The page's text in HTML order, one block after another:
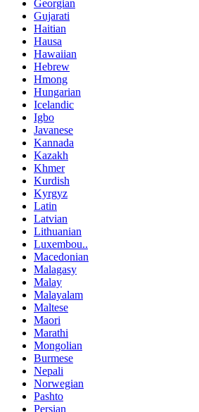
Georgian
Gujarati
Haitian
Hausa
Hawaiian
Hebrew
Hmong
Hungarian
Icelandic
Igbo
Javanese
Kannada
Kazakh
Khmer
Kurdish
Kyrgyz
Latin
Latvian
Lithuanian
Luxembou..
Macedonian
Malagasy
Malay
Malayalam
Maltese
Maori
Marathi
Mongolian
Burmese
Nepali
Norwegian
Pashto
Persian